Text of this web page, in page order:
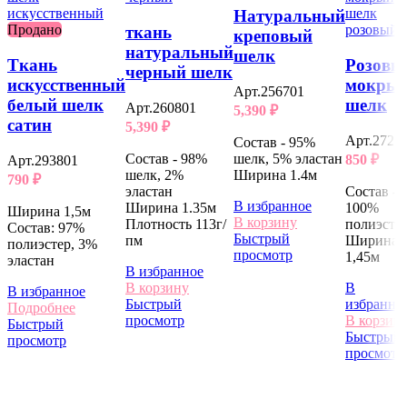
Продано
Ткань
искусственный
белый шелк
сатин
Арт.293801
790 ₽
Ширина 1,5м
Состав: 97%
полиэстер, 3%
эластан
В избранное
Подробнее
Быстрый
просмотр
ткань
натуральный
черный шелк
Арт.260801
5,390 ₽
Состав - 98%
шелк, 2%
эластан
Ширина 1.35м
Плотность 113г/
пм
В избранное
В корзину
Быстрый
просмотр
Натуральный
креповый
шелк
Арт.256701
5,390 ₽
Состав - 95%
шелк, 5% эластан
Ширина 1.4м
В избранное
В корзину
Быстрый
просмотр
шелк
850 ₽
Состав -
100%
Ширина -
1,45м
В
В
Быстрый
просмотр